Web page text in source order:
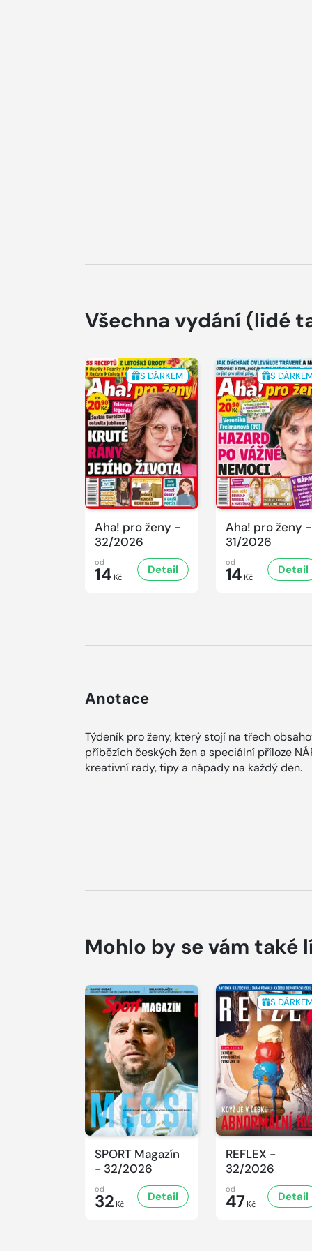
Všechna vydání (lidé
S DÁRKEM
Aha! pro ženy -
32/2026
od
14 Kč
Detail
S
Aha! pro ženy -
31/2026
od
14 Kč
Detail
Anotace
Týdeník pro ženy, který stojí na třech
příbězích českých žen a speciální příloze
kreativní rady, tipy a nápady na každý den.
Mohlo by se vám také
SPORT Magazín
- 32/2026
od
32 Kč
Detail
S
REFLEX -
32/2026
od
47 Kč
Detail